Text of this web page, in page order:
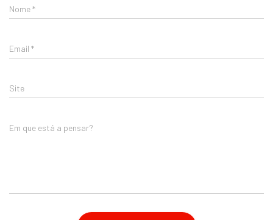
Nome*
Email *
Site
Em que está a pensar?